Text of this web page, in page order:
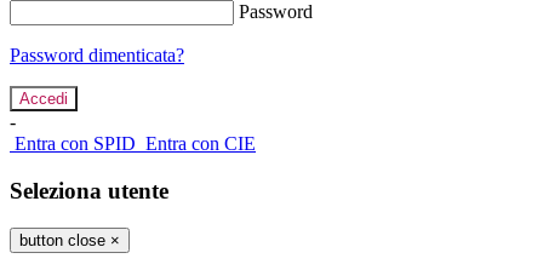
Password
Password dimenticata?
-
Entra con SPID Entra con CIE
Seleziona utente
button close ×